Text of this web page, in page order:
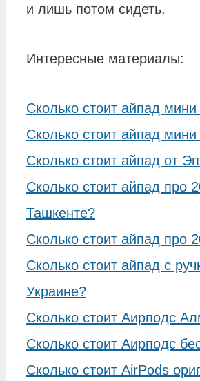
и лишь потом сидеть.
Интересные материалы:
Сколько стоит айпад
Сколько стоит айпад
Сколько стоит айпад от
Сколько стоит айпад про
Ташкенте?
Сколько стоит айпад про
Сколько стоит айпад с
Украине?
Сколько стоит Аирподс
Сколько стоит Аирподс
Сколько стоит AirPods